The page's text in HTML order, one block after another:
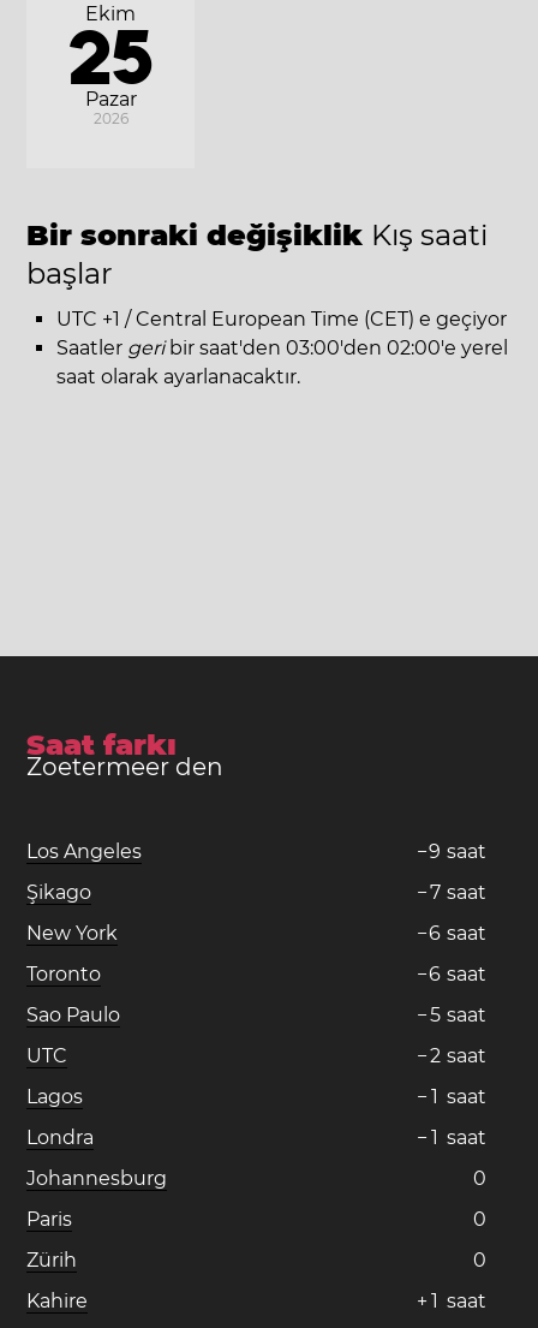
Pazar
Ekim
25
2026
Bir sonraki değişiklik Kış saati
başlar
UTC +1 / Central European Time (CET) e geçiyor
Saatler geribir saat'den 03:00'den 02:00'e yerel
saat olarak ayarlanacaktır.
Saat farkı
Zoetermeer den
Los Angeles −9 saat
Şikago
−7 saat
New York
−6 saat
Toronto
−6 saat
Sao Paulo
−5 saat
UTC
−2 saat
Lagos
− 1 saat
Londra
− 1 saat
Johannesburg
0
Paris
0
Zürih
0
Kahire
+ 1 saat